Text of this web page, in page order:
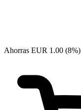
Ahorras EUR 1.00 (8%)